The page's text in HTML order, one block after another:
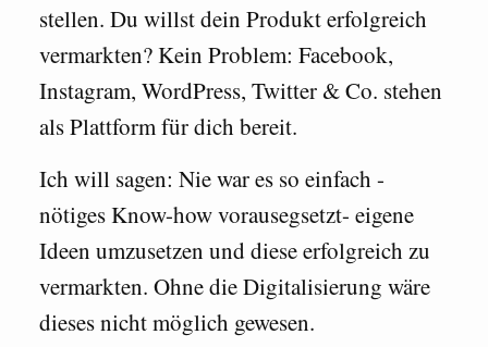
stellen. Du willst dein Produkt erfolgreich
vermarkten? Kein Problem: Facebook,
Instagram, WordPress, Twitter & Co. stehen
als Plattform für dich bereit.
Ich will sagen: Nie war es so einfach -
nötiges Know-how vorausegsetzt- eigene
Ideen umzusetzen und diese erfolgreich zu
vermarkten. Ohne die Digitalisierung wäre
dieses nicht möglich gewesen.